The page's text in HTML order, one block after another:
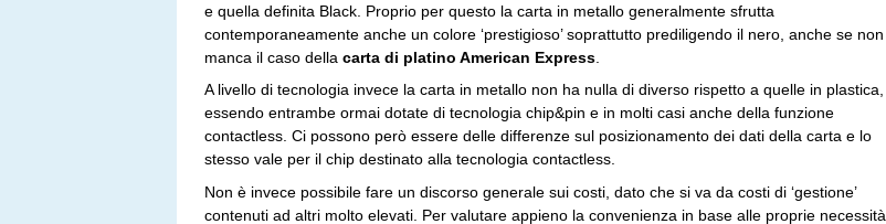
e quella definita Black. Proprio per questo la carta in metallo generalmente sfrutta
contemporaneamente anche un colore ‘prestigioso’ soprattutto prediligendo il nero, anche se non
manca il caso della carta di platino American Express
A livello di tecnologia invece la carta in metallo non ha nulla di diverso rispetto a quelle in plastica,
essendo entrambe ormai dotate di tecnologia chip&pin e in molti casi anche della funzione
contactless. Ci possono però essere delle differenze sul posizionamento dei dati della carta e lo
stesso vale per il chip destinato alla tecnologia contactless.
Non è invece possibile fare un discorso generale sui costi, dato che si va da costi di ‘gestione’
contenuti ad altri molto elevati. Per valutare appieno la convenienza in base alle proprie necessità